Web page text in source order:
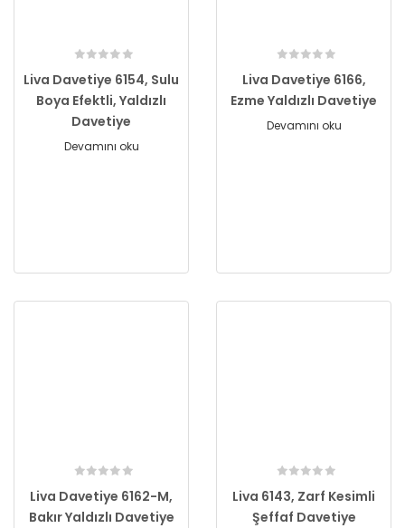
Liva Davetiye 6154, Sulu
Boya Efektli, Yaldızlı
Davetiye
Devamını oku
Liva Davetiye 6166,
Ezme Yaldızlı Davetiye
Devamını oku
Liva Davetiye 6162-M,
Bakır Yaldızlı Davetiye
Liva 6143, Zarf Kesimli
Şeffaf Davetiye